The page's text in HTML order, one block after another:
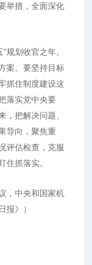
举措，全面深化
规划收官之年。
案。要坚持目标
抓住制度建设这
落实党中央要
，把解决问题、
导向，聚焦重
评估检查，克服
住抓落实。
，中央和国家机
报》）